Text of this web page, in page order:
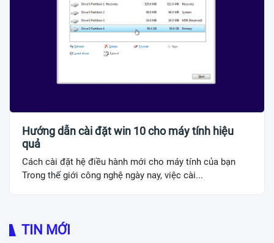
Hướng dẫn cài đặt win 10 cho máy tính hiệu
quả
Cách cài đặt hệ điều hành mới cho máy tính của bạn
Trong thế giới công nghệ ngày nay, việc cài...
TIN MỚI